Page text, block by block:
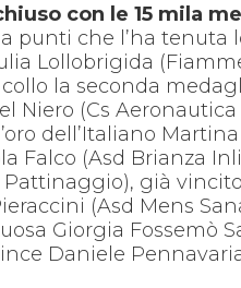
con le 15 mila
punti che l’ha
Lollobrigida
la seconda
Niero (Cs
dell’Italiano
Falco (Asd Brianza
già
(Asd Mens
Giorgia Fossemò
Daniele